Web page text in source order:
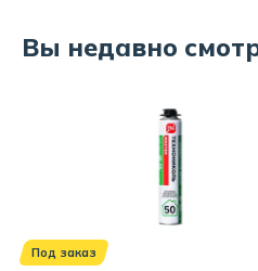
Вы недавно
Под заказ